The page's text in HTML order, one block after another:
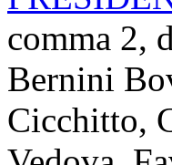
comma 2,
Bernini
Cicchitto,